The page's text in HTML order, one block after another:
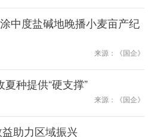
中度盐碱地晚播小麦亩产纪
来源：《国企》
种提供“硬支撑”
来源：《国企》
助力区域振兴